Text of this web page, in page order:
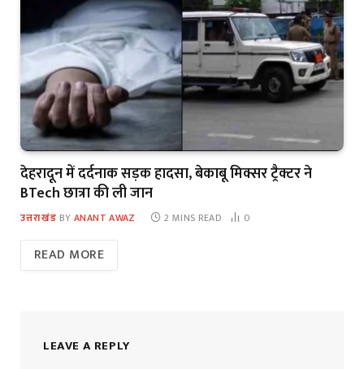
देहरादून में दर्दनाक सड़क हादसा, बेकाबू मिक्सर ट्रैक्टर ने
BTech छात्रा की ली जान
उत्तराखंड BY ANANT AWAZ 2 MINS READ 0
READ MORE
LEAVE A REPLY